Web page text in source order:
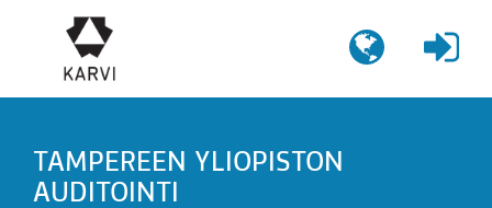
sisältöön
TAMPEREEN YLIOPISTON
AUDITOINTI